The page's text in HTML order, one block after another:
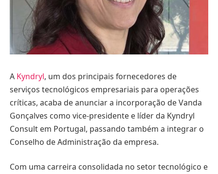
A Kyndryl, um dos principais fornecedores de
serviços tecnológicos empresariais para operações
críticas, acaba de anunciar a incorporação de Vanda
Gonçalves como vice-presidente e líder da Kyndryl
Consult em Portugal, passando também a integrar o
Conselho de Administração da empresa.
Com uma carreira consolidada no setor tecnológico e